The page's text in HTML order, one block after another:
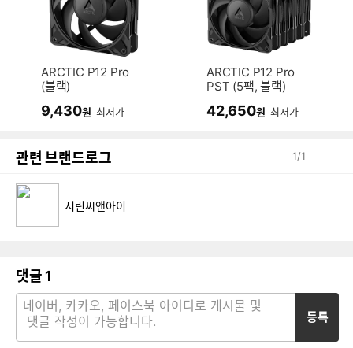
ARCTIC P12 Pro
(블랙)
9,430원 최저가
ARCTIC P12 Pro
PST (5팩, 블랙)
42,650원 최저가
관련 브랜드로그 1/1
서린씨앤아이
댓글 1
등록